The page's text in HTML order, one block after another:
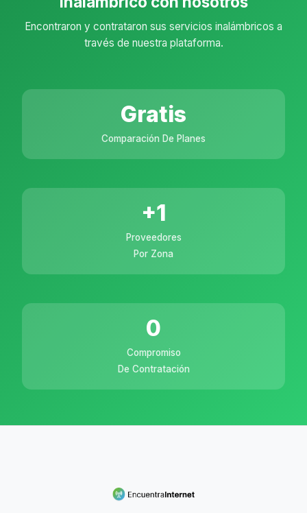
Encontraron y contrataron sus servicios inalámbricos a
través de nuestra plataforma.
Gratis
Comparación De Planes
+1
Proveedores
Por Zona
0
Compromiso
De Contratación